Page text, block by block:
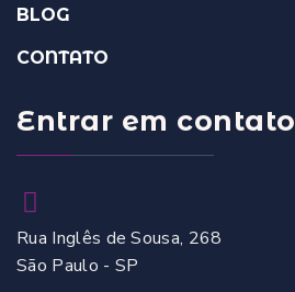
BLOG
CONTATO
Entrar em contato
Rua Inglês de Sousa, 268
São Paulo - SP